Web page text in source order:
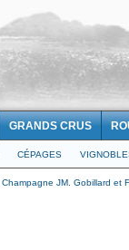
GRANDS CRUS
CÉPAGES
Champagne JM. Gobillard et